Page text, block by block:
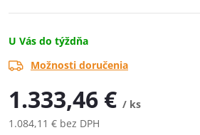
U Vás do týždňa
Možnosti doručenia
1.333,46 € / ks
1.084,11 € bez DPH